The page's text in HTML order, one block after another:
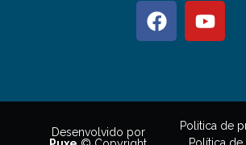
Desenvolvido por
Politica de